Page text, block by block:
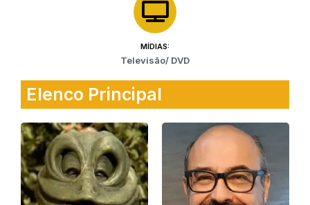
MÍDIAS:
Televisão/ DVD
Elenco Principal